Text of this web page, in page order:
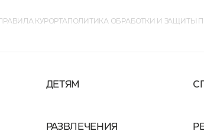
ПРАВИЛА КУРОРТА ПОЛИТИКА ОБРАБОТКИ И ЗАЩИТЫ
ДЕТЯМ
РАЗВЛЕЧЕНИЯ